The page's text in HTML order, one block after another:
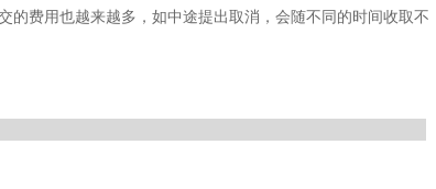
费用也越来越多，如中途提出取消，会随不同的时间收取不